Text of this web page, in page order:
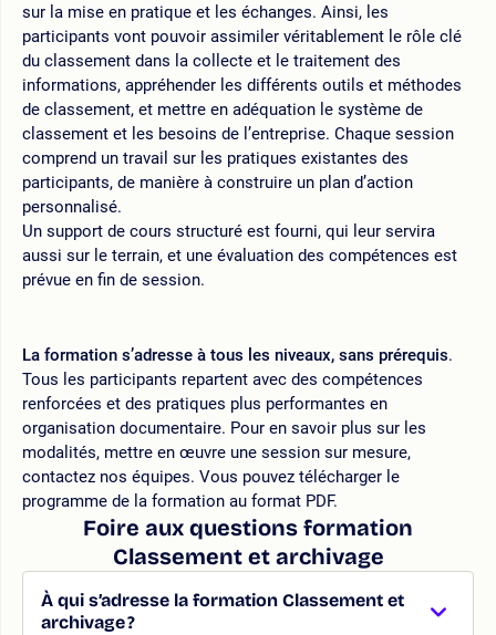
sur la mise en pratique et les échanges. Ainsi, les
participants vont pouvoir assimiler véritablement le rôle clé
du classement dans la collecte et le traitement des
informations, appréhender les différents outils et méthodes
de classement, et mettre en adéquation le système de
classement et les besoins de l’entreprise. Chaque session
comprend un travail sur les pratiques existantes des
participants, de manière à construire un plan d’action
personnalisé.
Un support de cours structuré est fourni, qui leur servira
aussi sur le terrain, et une évaluation des compétences est
prévue en fin de session.
La formation s’adresse à tous les niveaux, sans prérequis.
Tous les participants repartent avec des compétences
renforcées et des pratiques plus performantes en
organisation documentaire. Pour en savoir plus sur les
modalités, mettre en œuvre une session sur mesure,
contactez nos équipes. Vous pouvez télécharger le
programme de la formation au format PDF.
Foire aux questions formation
Classement et archivage
À qui s’adresse la formation Classement et
archivage ?